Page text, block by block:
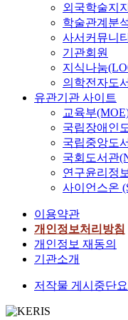
외국학술지
학술관계분
사서커뮤니티
기관회원
지식나눔
의학전자도
유관기관 사이트
교육부
국립장애인
국립중앙도
국회도서관
연구윤리정
사이언스온
이용약관
개인정보처리방침
개인정보 재동의
기관소개
저작물 게시중단